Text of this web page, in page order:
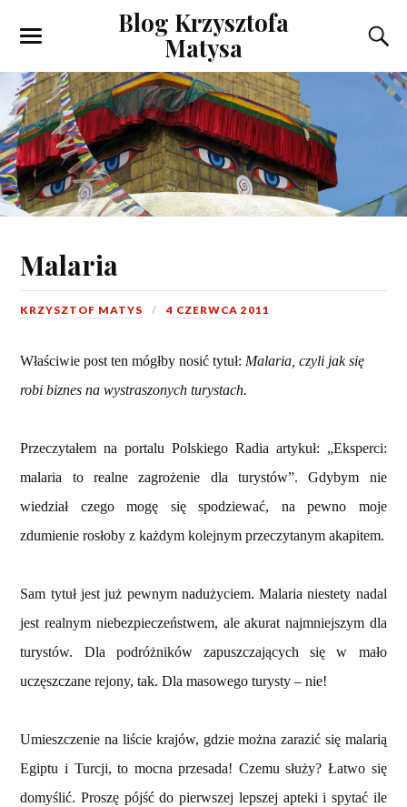
Blog Krzysztofa
Matysa
Malaria
KRZYSZTOF MATYS 4 CZERWCA 2011
Właściwie post ten mógłby nosić tytuł: Malaria, czyli jak się
robi biznes na wystraszonych turystach.
Przeczytałem na portalu Polskiego Radia artykuł: „Eksperci:
malaria to realne zagrożenie dla turystów”. Gdybym nie
wiedział czego mogę się spodziewać, na pewno moje
zdumienie rosłoby z każdym kolejnym przeczytanym akapitem.
Sam tytuł jest już pewnym nadużyciem. Malaria niestety nadal
jest realnym niebezpieczeństwem, ale akurat najmniejszym dla
turystów. Dla podróżników zapuszczających się w mało
uczęszczane rejony, tak. Dla masowego turysty – nie!
Umieszczenie na liście krajów, gdzie można zarazić się malarią
Egiptu i Turcji, to mocna przesada! Czemu służy? Łatwo się
domyślić. Proszę pójść do pierwszej lepszej apteki i spytać ile